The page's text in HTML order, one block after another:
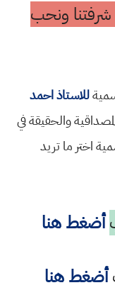
شرفتنا ونحب
للاستاذ احمد
والحقيقة في
اختر ما تريد
أضغط هنا
أضغط هنا